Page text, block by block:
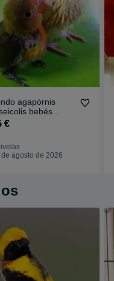
agapórnis
bebés
€
agosto de 2026